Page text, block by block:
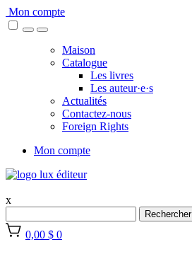
Skip
to
Mon compte
Maison
Catalogue
Les livres
Les auteur·e·s
Actualités
Contactez-nous
Foreign Rights
Mon compte
x
Rechercher
0,00 $ 0